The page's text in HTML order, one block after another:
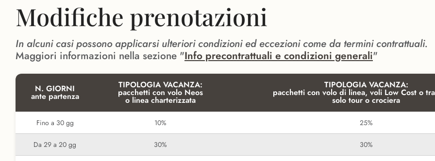
Modifiche prenotazioni
In alcuni casi possono applicarsi ulteriori condizioni ed eccezioni come da termini contrattuali.
Maggiori informazioni nella sezione "Info precontrattuali e condizioni generali"
N. GIORNI
ante partenza
TIPOLOGIA VACANZA:
pacchetti con volo Neos
o linea charterizzata
TIPOLOGIA VACANZA:
pacchetti con volo di linea, voli Low Cost o
solo tour o crociera
Fino a 30 gg 10% 25%
Da 29 a 20 gg 30% 30%